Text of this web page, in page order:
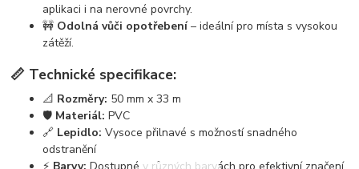
aplikaci i na nerovné povrchy.
🚧 Odolná vůči opotřebení– ideální pro místa s vysokou
zátěží.
📏 Technické specifikace:
📐 Rozměry: 50 mm x 33 m
🛡️ Materiál: PVC
🔗 Lepidlo: Vysoce přilnavé s možností snadného
odstranění
⚡ Barvy: Dostupné v různých barvách pro efektivní značení